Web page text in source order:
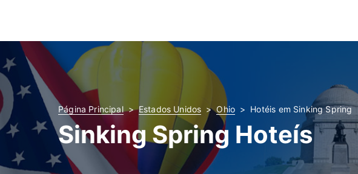
Página Principal Estados Unidos Ohio Hotéis em Sinking Spring
Sinking Spring Hoteís